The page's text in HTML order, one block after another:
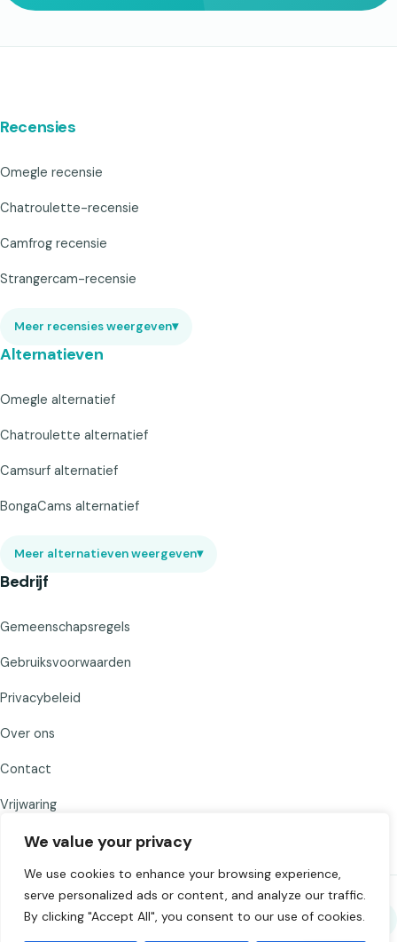
We value your privacy
We use cookies to enhance your browsing experience,
serve personalized ads or content, and analyze our traffic.
By clicking "Accept All", you consent to our use of cookies.
Recensies
Omegle recensie
Chatroulette-recensie
Camfrog recensie
Strangercam-recensie
Meer recensies weergeven▾
Alternatieven
Omegle alternatief
Chatroulette alternatief
Camsurf alternatief
BongaCams alternatief
Meer alternatieven weergeven▾
Bedrijf
Gemeenschapsregels
Gebruiksvoorwaarden
Privacybeleid
Over ons
Contact
Vrijwaring
Deel Chat to Strangers